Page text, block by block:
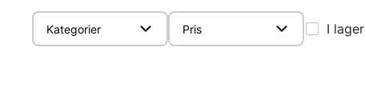
Kategorier Pris I lager